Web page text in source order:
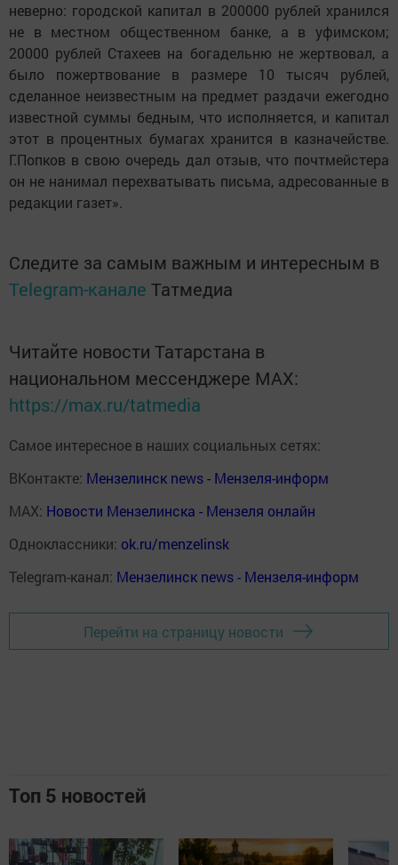
неверно: городской капитал в 200000 рублей хранился
не в местном общественном банке, а в уфимском;
20000 рублей Стахеев на богадельню не жертвовал, а
было пожертвование в размере 10 тысяч рублей,
сделанное неизвестным на предмет раздачи ежегодно
известной суммы бедным, что исполняется, и капитал
этот в процентных бумагах хранится в казначействе.
Г.Попков в свою очередь дал отзыв, что почтмейстера
он не нанимал перехватывать письма, адресованные в
редакции газет».
Следите за самым важным и интересным в
Telegram-канале Татмедиа
Читайте новости Татарстана в
национальном мессенджере MАХ:
https://max.ru/tatmedia
Самое интересное в наших социальных сетях:
ВКонтакте: Мензелинск news - Мензеля-информ
MAX: Новости Мензелинска - Мензеля онлайн
Одноклассники: ok.ru/menzelinsk
Telegram-канал: Мензелинск news - Мензеля-информ
Перейти на страницу новости
Топ 5 новостей